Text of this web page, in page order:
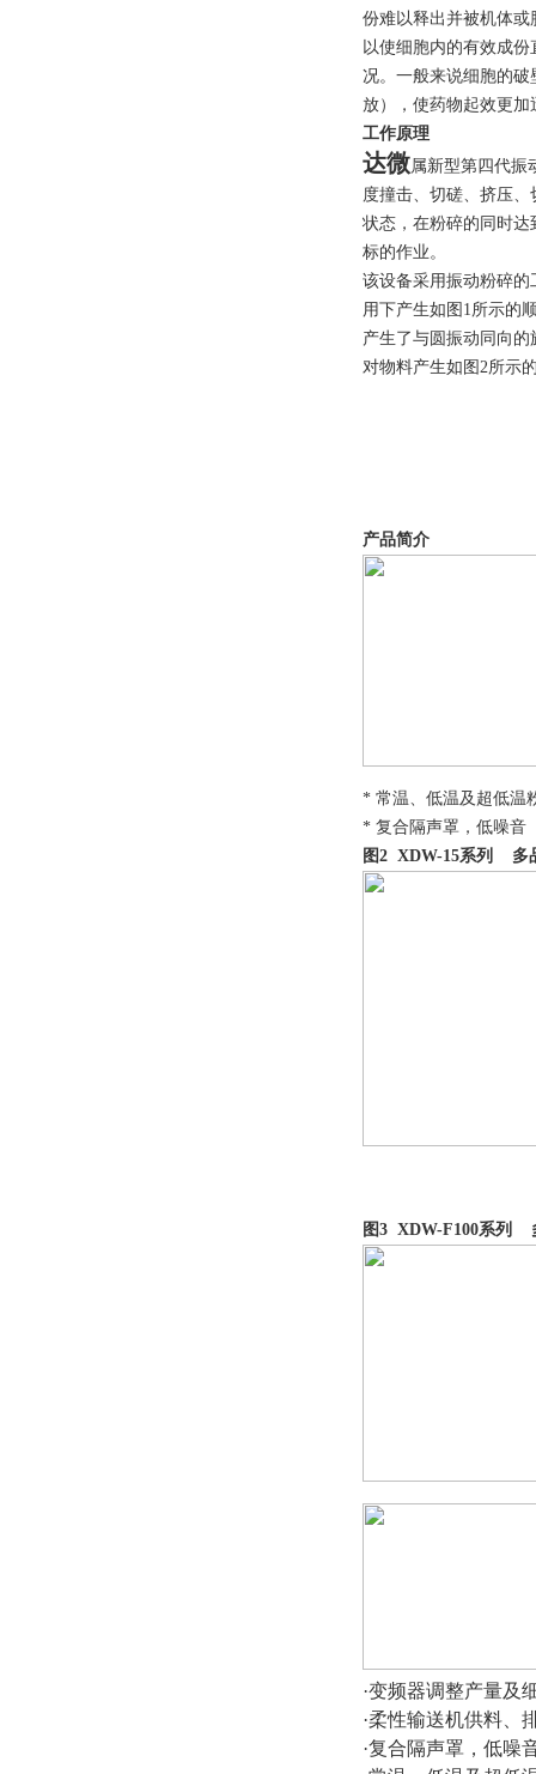
份难以释出并被机体
以使细胞内的有效成
况。一般来说细胞的
放），使药物起效更
工作原理
达微属新型第四代振
度撞击、切磋、挤压
状态，在粉碎的同时
标的作业。
该设备采用振动粉碎
用下产生如图1所示的
产生了与圆振动同向
对物料产生如图2所示
产品简介
* 常温、低温及超低
* 复合隔声罩，低噪
图2 XDW-15系列 多
图3 XDW-F100系列
·变频器调整产量及
·柔性输送机供料、
·复合隔声罩，低噪